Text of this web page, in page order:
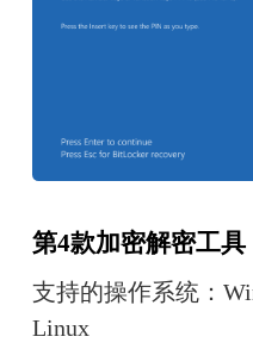
第4款加密解密工
支持的操作系统：
Linux